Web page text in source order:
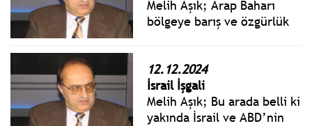
ve dayatma düzenine razı
olur mu? Yoksa ülkeye
Melih Aşık; Arap Baharı
bölgeye barış ve özgürlük
Irak ve Libya bölündü
duman oldu. Şimdi saf saf
HTŞ örgütünün Suriye’ye
özgürlük götürmesini
12.12.2024
İsrail İşgali
Melih Aşık; Bu arada belli ki
yakında İsrail ve ABD’nin